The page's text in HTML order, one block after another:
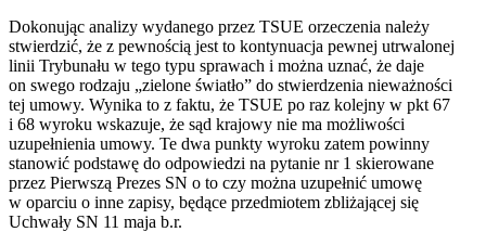
Dokonując analizy wydanego przez TSUE orzeczenia należy
stwierdzić, że z pewnością jest to kontynuacja pewnej utrwalonej
linii Trybunału w tego typu sprawach i można uznać, że daje
on swego rodzaju „zielone światło” do stwierdzenia nieważności
tej umowy. Wynika to z faktu, że TSUE po raz kolejny w pkt 67
i 68 wyroku wskazuje, że sąd krajowy nie ma możliwości
uzupełnienia umowy. Te dwa punkty wyroku zatem powinny
stanowić podstawę do odpowiedzi na pytanie nr 1 skierowane
przez Pierwszą Prezes SN o to czy można uzupełnić umowę
w oparciu o inne zapisy, będące przedmiotem zbliżającej się
Uchwały SN 11 maja b.r.